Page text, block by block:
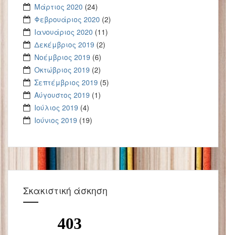
Μάρτιος 2020 (24)
Φεβρουάριος 2020 (2)
Ιανουάριος 2020 (11)
Δεκέμβριος 2019 (2)
Νοέμβριος 2019 (6)
Οκτώβριος 2019 (2)
Σεπτέμβριος 2019 (5)
Αύγουστος 2019 (1)
Ιούλιος 2019 (4)
Ιούνιος 2019 (19)
Σκακιστική άσκηση